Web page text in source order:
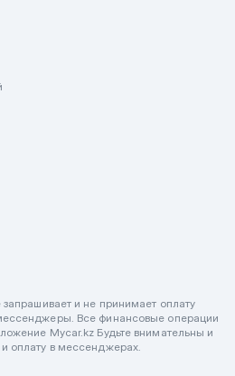
и не принимает оплату
Все финансовые операции
Mycar.kz Будьте внимательны и
оплату в мессенджерах.